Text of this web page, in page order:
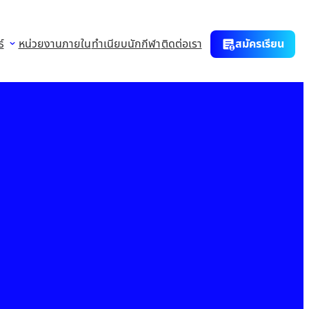
หน่วยงานภายในทำเนียบนักกีฬาติดต่อเรา สมัครเรียน